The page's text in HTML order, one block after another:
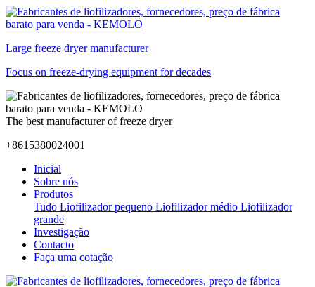
Large freeze dryer manufacturer
Focus on freeze-drying equipment for decades
The best manufacturer of freeze dryer
+8615380024001
Inicial
Sobre nós
Produtos
Tudo Liofilizador pequeno Liofilizador médio Liofilizador
grande
Investigação
Contacto
Faça uma cotação